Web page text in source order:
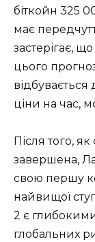
біткойн 325
має
застерігає,
цього
ціни на час,
Після того,
завершена,
свою першу
найвищої
2 є
глобальних